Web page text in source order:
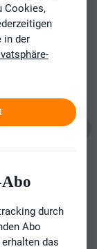
Cookies,
in der
durch
Abo
erhalten das